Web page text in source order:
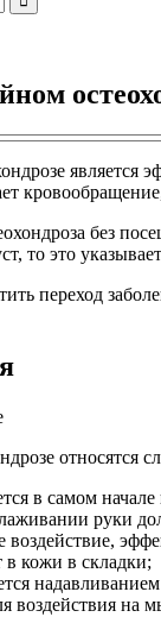
является
без
то это
переход
относятся
в самом
руки
воздействие,
кожи в складки;
воздействия на